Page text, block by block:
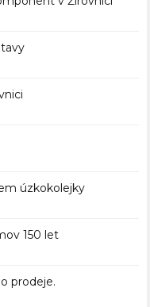
úzkokolejky
150 let
prodeje.